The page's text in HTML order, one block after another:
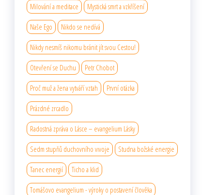
Milování a meditace Mystická smrt a vzkříšení
Naše Ego Nikdo se nedívá
Nikdy nesmíš nikomu bránit jít svou Cestou!
Otevření se Duchu Petr Chobot
Proč muž a žena vytváří vztah První otázka
Prázdné zrcadlo
Radostná zpráva o Lásce – evangelium Lásky
Sedm stupňů duchovního vıvoje Studna božské energie
Tanec energií Ticho a klid
Tomášovo evangelium - výroky o postavení člověka